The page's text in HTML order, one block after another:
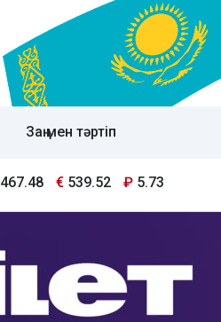
Заң мен тәртіп
467.48 € 539.52 ₽ 5.73